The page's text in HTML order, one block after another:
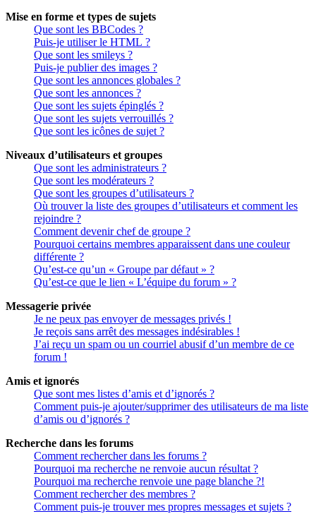
Mise en forme et types de sujets
Que sont les BBCodes ?
Puis-je utiliser le HTML ?
Que sont les smileys ?
Puis-je publier des images ?
Que sont les annonces globales ?
Que sont les annonces ?
Que sont les sujets épinglés ?
Que sont les sujets verrouillés ?
Que sont les icônes de sujet ?
Niveaux d’utilisateurs et groupes
Que sont les administrateurs ?
Que sont les modérateurs ?
Que sont les groupes d’utilisateurs ?
Où trouver la liste des groupes d’utilisateurs et comment les
rejoindre ?
Comment devenir chef de groupe ?
Pourquoi certains membres apparaissent dans une couleur
différente ?
Qu’est-ce qu’un « Groupe par défaut » ?
Qu’est-ce que le lien « L’équipe du forum » ?
Messagerie privée
Je ne peux pas envoyer de messages privés !
Je reçois sans arrêt des messages indésirables !
J’ai reçu un spam ou un courriel abusif d’un membre de ce
forum !
Amis et ignorés
Que sont mes listes d’amis et d’ignorés ?
Comment puis-je ajouter/supprimer des utilisateurs de ma liste
d’amis ou d’ignorés ?
Recherche dans les forums
Comment rechercher dans les forums ?
Pourquoi ma recherche ne renvoie aucun résultat ?
Pourquoi ma recherche renvoie une page blanche ?!
Comment rechercher des membres ?
Comment puis-je trouver mes propres messages et sujets ?